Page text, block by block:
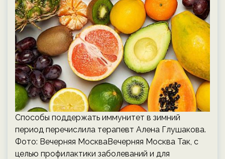
Способы поддержать иммунитет в зимний
период перечислила терапевт Алена Глушакова.
Фото: Вечерняя МоскваВечерняя Москва Так, с
целью профилактики заболеваний и для